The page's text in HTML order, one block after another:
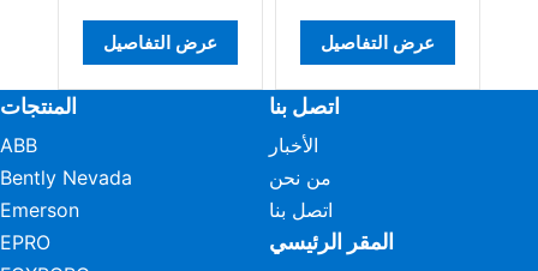
عرض عرض التفاصيل التفاصيل
المنتجات
ABB
Bently Nevada
Emerson
EPRO
اتصل بنا
الأخبار
من نحن
اتصل بنا
المقر الرئيسي